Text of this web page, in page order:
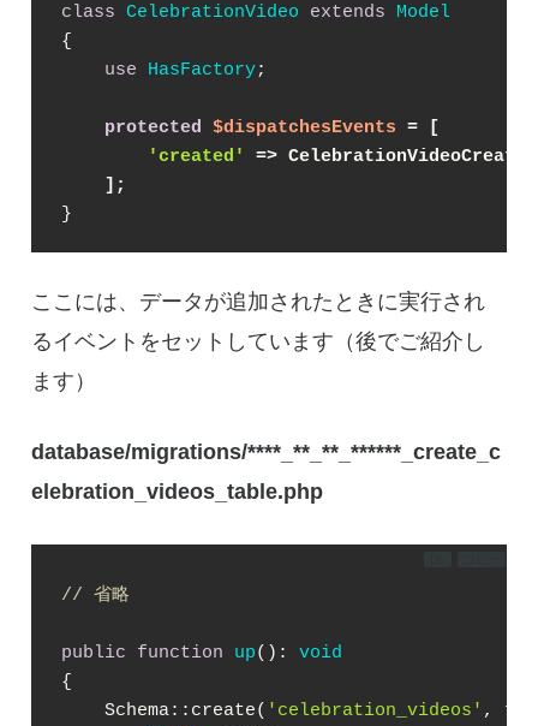
class CelebrationVideo extends
Model
{
use
HasFactory;
protected $dispatchesEvents = [
'created'
=>
    ];
}
ここには、データが追加されたときに実行され
るイベントをセットしています（後でご紹介し
ます）
database/migrations/****_**_**_******_create_c
elebration_videos_table.php
// 省略
public function up( ): void
{
    Schema::create(
'celebration_videos' ,